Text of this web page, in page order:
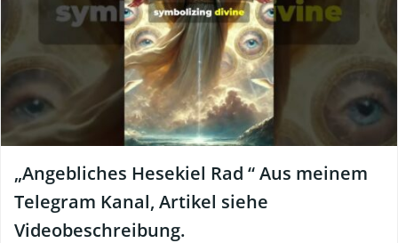
„Angebliches Hesekiel Rad “ Aus meinem
Telegram Kanal, Artikel siehe
Videobeschreibung.